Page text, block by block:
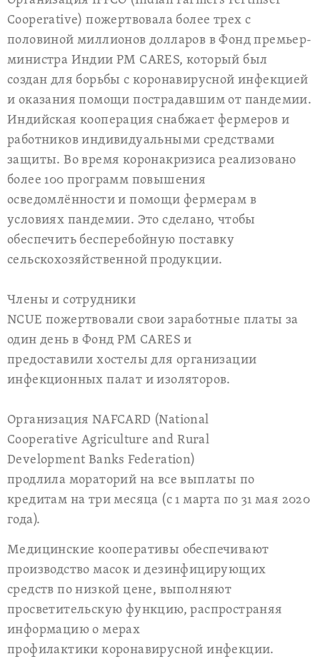
Cooperative) пожертвовала более трех с
половиной миллионов долларов в Фонд премьер-
министра Индии PM CARES, который был
создан для борьбы с коронавирусной инфекцией
и оказания помощи пострадавшим от пандемии.
Индийская кооперация снабжает фермеров и
работников индивидуальными средствами
защиты. Во время коронакризиса реализовано
более 100 программ повышения
осведомлённости и помощи фермерам в
условиях пандемии. Это сделано, чтобы
обеспечить бесперебойную поставку
сельскохозяйственной продукции.
Члены и сотрудники
NCUE пожертвовали свои заработные платы за
один день в Фонд PM CARES и
предоставили хостелы для организации
инфекционных палат и изоляторов.
Организация NAFCARD (National
Cooperative Agriculture and Rural
Development Banks Federation)
продлила мораторий на все выплаты по
кредитам на три месяца (с 1 марта по 31 мая 2020
года).
Медицинские кооперативы обеспечивают
производство масок и дезинфицирующих
средств по низкой цене, выполняют
просветительскую функцию, распространяя
информацию о мерах
профилактики коронавирусной инфекции.